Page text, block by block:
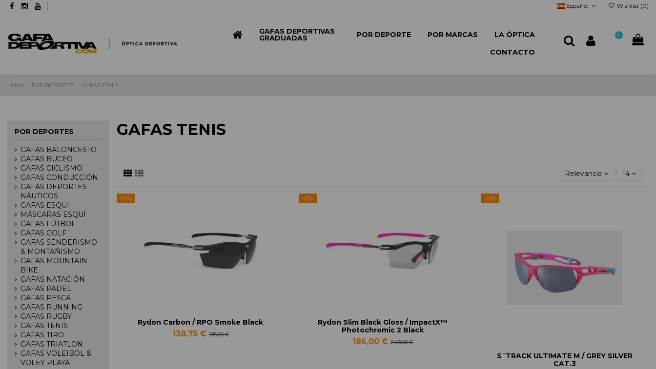
Español Wishlist (0)
GAFAS DEPORTIVAS
GRADUADAS POR DEPORTE POR MARCAS
LA ÓPTICA
CONTACTO
0
Inicio POR DEPORTES GAFAS TENIS
GAFAS TENIS
Relevancia 14
-25%
Rydon Carbon / RPO Smoke Black
138,75 €185,00 €
-25%
Rydon Slim Black Gloss / ImpactX™
Photochromic 2 Black
186,00 € 248,00 €
-25%
S´TRACK ULTIMATE M / GREY SILVER
CAT.3
POR DEPORTES
GAFAS BALONCESTO
GAFAS BUCEO
GAFAS CICLISMO
GAFAS CONDUCCIÓN
GAFAS DEPORTES
NÁUTICOS
GAFAS ESQUI
MÁSCARAS ESQUÍ
GAFAS FÚTBOL
GAFAS GOLF
GAFAS SENDERISMO
& MONTAÑISMO
GAFAS MOUNTAIN
BIKE
GAFAS NATACIÓN
GAFAS PADEL
GAFAS PESCA
GAFAS RUNNING
GAFAS RUGBY
GAFAS TENIS
GAFAS TIRO
GAFAS TRIATLON
GAFAS VOLEIBOL &
VOLEY PLAYA